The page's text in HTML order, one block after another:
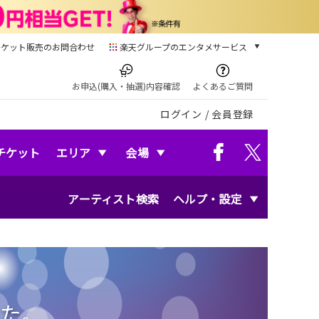
ット販売のお問合わせ 楽天グループのエンタメサービス
本/ゲーム/CD/DVD
楽天ブックス
電子書籍
楽天Kobo
音楽配信
楽天TV
動画配信ガイド
無料テレビ
Rチャンネル
お申込(購入・抽選)内容確認 よくあるご質問
ログイン / 会員登録
ケット エリア 会場
アーティスト検索 ヘルプ・設定